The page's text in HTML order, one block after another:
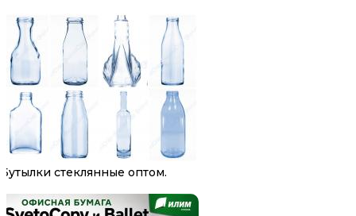
Бутылки стеклянные оптом.